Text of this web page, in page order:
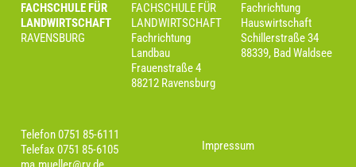
FACHSCHULE FÜR
LANDWIRTSCHAFT
RAVENSBURG
FACHSCHULE FÜR
LANDWIRTSCHAFT
Fachrichtung
Landbau
Frauenstraße 4
88212 Ravensburg
Fachrichtung
Hauswirtschaft
Schillerstraße 34
88339, Bad Waldsee
Telefon 0751 85-6111
Telefax 0751 85-6105
Impressum